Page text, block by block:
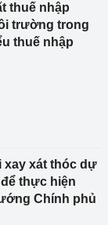
thuế nhập
trường trong
thuế nhập
xay xát thóc dự
thực hiện
Chính phủ